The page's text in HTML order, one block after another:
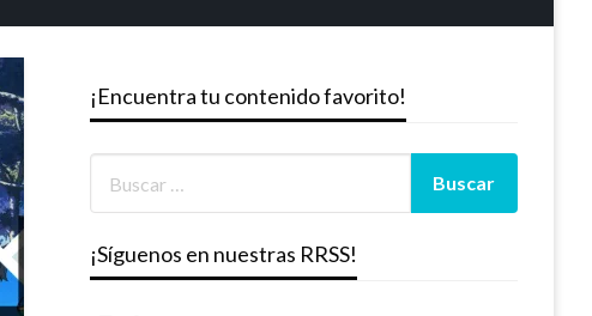
¡Encuentra tu contenido favorito!
¡Síguenos en nuestras RRSS!